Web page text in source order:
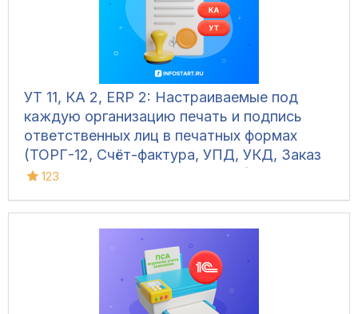
УТ 11, КА 2, ERP 2: Настраиваемые под
каждую организацию печать и подпись
ответственных лиц в печатных формах
(ТОРГ-12, Счёт-фактура, УПД, УКД, Заказ
клиента, Акт сверки, М-15 и др.)
123